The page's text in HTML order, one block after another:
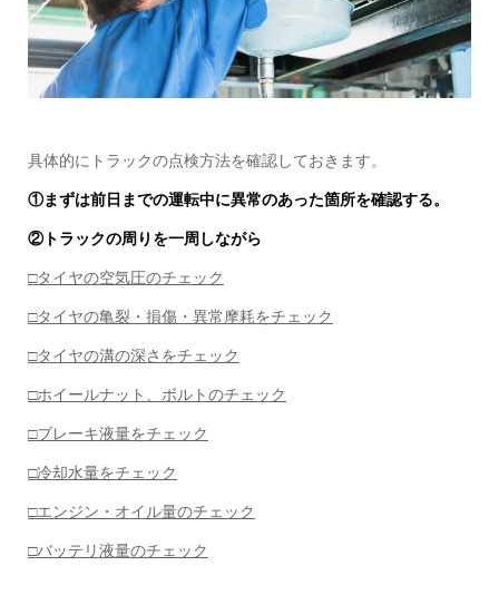
具体的にトラックの点検方法を確認しておきます。
①まずは前日までの運転中に異常のあった箇所を確認する。
②トラックの周りを一周しながら
□タイヤの空気圧のチェック
□タイヤの亀裂・損傷・異常摩耗をチェック
□タイヤの溝の深さをチェック
□ホイールナット、ボルトのチェック
□ブレーキ液量をチェック
□冷却水量をチェック
□エンジン・オイル量のチェック
□バッテリ液量のチェック